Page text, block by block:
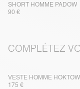
SHORT HOMME PADOW
90 €
COMPLÉTEZ
VESTE HOMME
175 €